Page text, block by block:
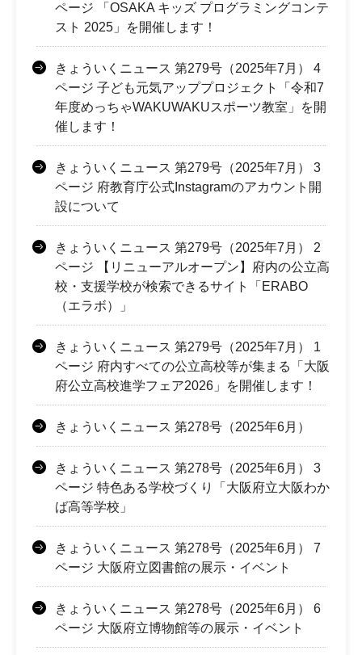
ページ 「OSAKA キッズ プログラミングコンテ
スト 2025」を開催します！
きょういくニュース 第279号（2025年7月） 4
ページ 子ども元気アッププロジェクト「令和7
年度めっちゃWAKUWAKUスポーツ教室」を開
催します！
きょういくニュース 第279号（2025年7月） 3
ページ 府教育庁公式Instagramのアカウント開
設について
きょういくニュース 第279号（2025年7月） 2
ページ 【リニューアルオープン】府内の公立高
校・支援学校が検索できるサイト「ERABO
（エラボ）」
きょういくニュース 第279号（2025年7月） 1
ページ 府内すべての公立高校等が集まる「大阪
府公立高校進学フェア2026」を開催します！
きょういくニュース 第278号（2025年6月）
きょういくニュース 第278号（2025年6月） 3
ページ 特色ある学校づくり「大阪府立大阪わか
ば高等学校」
きょういくニュース 第278号（2025年6月） 7
ページ 大阪府立図書館の展示・イベント
きょういくニュース 第278号（2025年6月） 6
ページ 大阪府立博物館等の展示・イベント